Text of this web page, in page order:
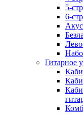
5-
6-
Гитарное